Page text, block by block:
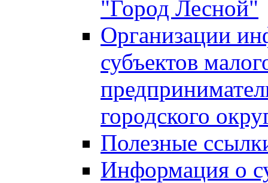
"Город Лесной"
Организации
субъектов
городского
Полезные
Информация о